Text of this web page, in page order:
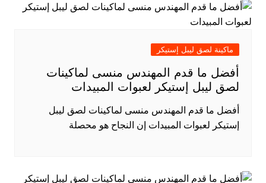
ماكينة لصق ليبل إستيكر
أفضل ما قدم المهندس منسى لماكينات
لصق ليبل إستيكر لعبوات المبيدات
أفضل ما قدم المهندس منسى لماكينات لصق ليبل
إستيكر لعبوات المبيدات إن النجاح هو محصلة